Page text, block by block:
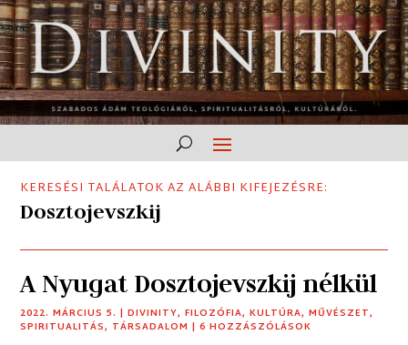
KERESÉSI TALÁLATOK AZ ALÁBBI KIFEJEZÉSRE:
Dosztojevszkij
A Nyugat Dosztojevszkij nélkül
2022. MÁRCIUS 5. |DIVINITY,FILOZÓFIA,KULTÚRA,MŰVÉSZET,
SPIRITUALITÁS, TÁRSADALOM | 6 HOZZÁSZÓLÁSOK